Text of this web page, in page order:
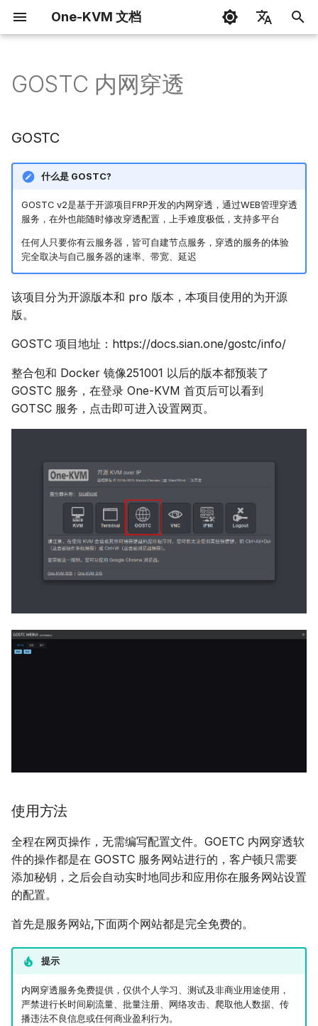
One-KVM 文档
开始
飞牛 NAS 安装
常见问题
用户界面
设置页面
功能使用 FRP 内网穿透
EasyTier 异地组网
RustDesk 远程控制
VNC 远程
RTSP 视频流
USB 动态配置
CUA AI 操作
整合包
OEC/OECT
虚拟机
其他
赞助计划和感谢
写在前面
Docker 部署
已适配硬件安装 OEC TURBO 盒子
私家云二代
香橙派 Zero
S905l3a 盒子
虚拟机部署
群晖 NAS（停止维护）
我家云盒子
章鱼星球
停止维护）
常见问题
赞助计划和感谢
GOSTC
使用方法
进阶使用
H.264 / WebRTC
H.264 音频
视频录制
键盘和鼠标
CH9329 HID
大容量存储驱动器
USB 以太网
USB 串口
动态 USB 配置
ATX 电源控制
外观主题
VNC 连接
KVM 一控多
WOL 网络唤醒
Webterm 网页终端
2FA 双重身份验证
周边套件
HTTP API
构建 One-KVM 系统
知识库
GOSTC 内网穿透
GOSTC
什么是 GOSTC?
GOSTC v2是基于开源项目FRP开发的内网穿透，通过WEB管理穿透
服务，在外也能随时修改穿透配置，上手难度极低，支持多平台
任何人只要你有云服务器，皆可自建节点服务，穿透的服务的体验
完全取决与自己服务器的速率、带宽、延迟
该项目分为开源版本和 pro 版本，本项目使用的为开源
版。
GOSTC 项目地址：https://docs.sian.one/gostc/info/
整合包和 Docker 镜像251001 以后的版本都预装了
GOSTC 服务，在登录 One-KVM 首页后可以看到
GOTSC 服务，点击即可进入设置网页。
使用方法
全程在网页操作，无需编写配置文件。GOETC 内网穿透软
件的操作都是在 GOSTC 服务网站进行的，客户顿只需要
添加秘钥，之后会自动实时地同步和应用你在服务网站设置
的配置。
首先是服务网站,下面两个网站都是完全免费的。
提示
内网穿透服务免费提供，仅供个人学习、测试及非商业用途使用，
严禁进行长时间刷流量、批量注册、网络攻击、爬取他人数据、传
播违法不良信息或任何商业盈利行为。